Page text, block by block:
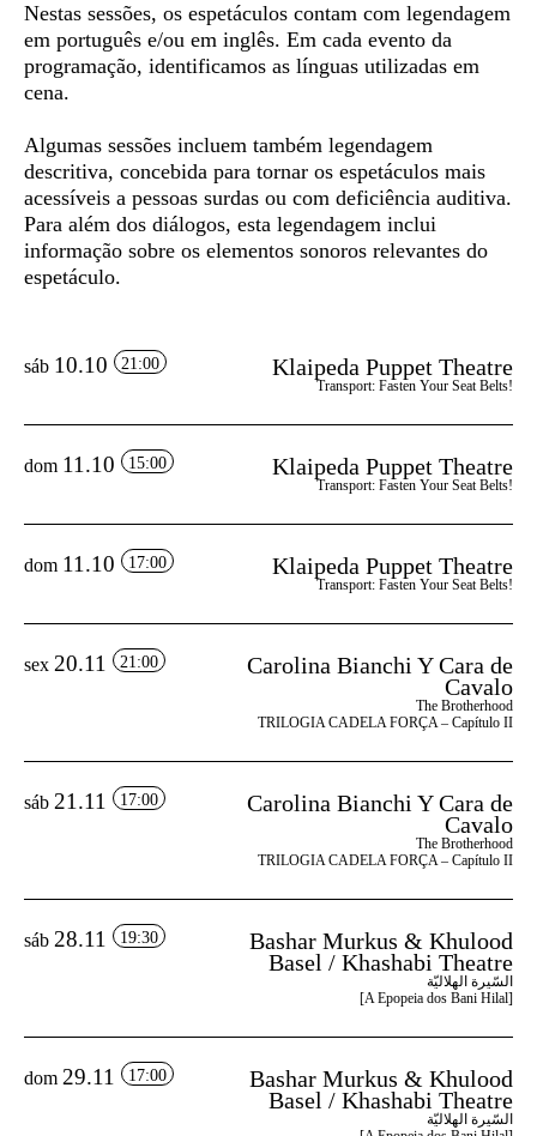
Nestas sessões, os espetáculos contam com legendagem
em português e/ou em inglês. Em cada evento da
programação, identificamos as línguas utilizadas em
cena.
Algumas sessões incluem também legendagem
descritiva, concebida para tornar os espetáculos mais
acessíveis a pessoas surdas ou com deficiência auditiva.
Para além dos diálogos, esta legendagem inclui
informação sobre os elementos sonoros relevantes do
espetáculo.
sáb 10.10 21:00 Klaipeda Puppet Theatre
Transport: Fasten Your Seat Belts!
dom 11.10 15:00 Klaipeda Puppet Theatre
Transport: Fasten Your Seat Belts!
dom 11.10 17:00 Klaipeda Puppet Theatre
Transport: Fasten Your Seat Belts!
sex 20.11 21:00
Carolina Bianchi Y Cara de
Cavalo
The Brotherhood
TRILOGIA CADELA FORÇA – Capítulo II
sáb 21.11 17:00
Carolina Bianchi Y Cara de
Cavalo
The Brotherhood
TRILOGIA CADELA FORÇA – Capítulo II
sáb 28.11 19:30
Bashar Murkus & Khulood
Basel / Khashabi Theatre
السّيرة الهلاليّة
[A Epopeia dos Bani Hilal]
dom 29.11 17:00
Bashar Murkus & Khulood
Basel / Khashabi Theatre
السّيرة الهلاليّة